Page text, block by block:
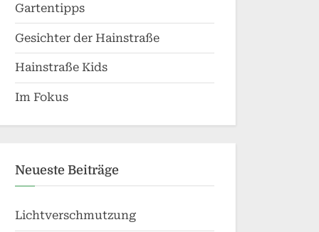
Gartentipps
Gesichter der Hainstraße
Hainstraße Kids
Im Fokus
Neueste Beiträge
Lichtverschmutzung